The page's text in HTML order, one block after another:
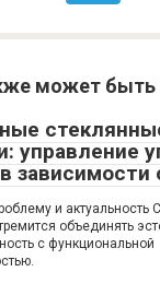
может быть
управление
зависимости
и актуальность
объединять
с функциональной